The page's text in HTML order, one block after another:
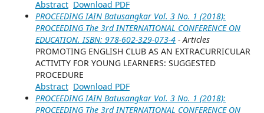
Abstract Download PDF
PROCEEDING IAIN Batusangkar Vol. 3 No. 1 (2018):
PROCEEDING The 3rd INTERNATIONAL CONFERENCE ON
EDUCATION. ISBN: 978-602-329-073-4 - Articles
PROMOTING ENGLISH CLUB AS AN EXTRACURRICULAR
ACTIVITY FOR YOUNG LEARNERS: SUGGESTED
PROCEDURE
Abstract Download PDF
PROCEEDING IAIN Batusangkar Vol. 3 No. 1 (2018):
PROCEEDING The 3rd INTERNATIONAL CONFERENCE ON